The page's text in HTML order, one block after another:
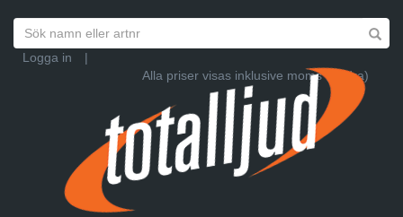
Logga in
|
Alla priser visas inklusive moms (Ändra)